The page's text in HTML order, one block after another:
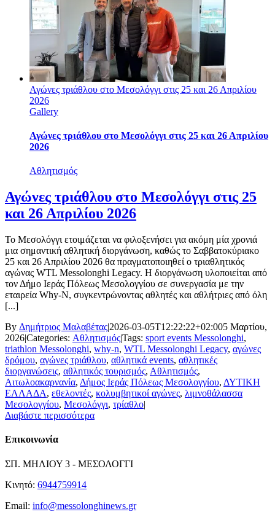
Αγώνες τριάθλου στο Μεσολόγγι στις 25 και 26 Απριλίου
2026
Gallery
Αγώνες τριάθλου στο Μεσολόγγι στις 25 και 26 Απριλίου
2026
Αθλητισμός
Αγώνες τριάθλου στο Μεσολόγγι στις 25
και 26 Απριλίου 2026
Το Μεσολόγγι ετοιμάζεται να φιλοξενήσει για ακόμη μία χρονιά
μια σημαντική αθλητική διοργάνωση, καθώς το Σαββατοκύριακο
25 και 26 Απριλίου 2026 θα πραγματοποιηθεί ο τριαθλητικός
αγώνας WTL Messolonghi Legacy. Η διοργάνωση υλοποιείται από
τον Δήμο Ιεράς Πόλεως Μεσολογγίου σε συνεργασία με την
εταιρεία Why-N, συγκεντρώνοντας αθλητές και αθλήτριες από όλη
[...]
By Δημήτριος Μαλαβέτας|2026-03-05T12:22:22+02:005 Μαρτίου,
2026|Categories: Αθλητισμός|Tags: sport events Messolonghi,
triathlon Messolonghi, why-n, WTL Messolonghi Legacy, αγώνες
δρόμου, αγώνες τριάθλου, αθλητικά events, αθλητικές
διοργανώσεις, αθλητικός τουρισμός, Αθλητισμός,
Αιτωλοακαρνανία, Δήμος Ιεράς Πόλεως Μεσολογγίου, ΔΥΤΙΚΗ
ΕΛΛΑΔΑ, εθελοντές, κολυμβητικοί αγώνες, λιμνοθάλασσα
Μεσολογγίου, Μεσολόγγι, τρίαθλο|
Διαβάστε περισσότερα
Επικοινωνία
ΣΠ. ΜΗΛΙΟΥ 3 - ΜΕΣΟΛΟΓΓΙ
Κινητό: 6944759914
Email: info@messolonghinews.gr